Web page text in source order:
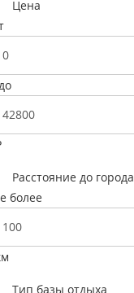
Цена
Расстояние до города
более
Тип базы отдыха